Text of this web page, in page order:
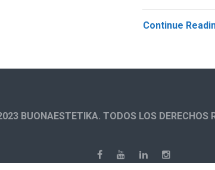
Continue
BUONAESTETIKA. TODOS LOS DERECHOS